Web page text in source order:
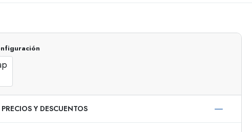
750 ml
1000 ml
Tarros
PRECIOS Y DESCUENTOS